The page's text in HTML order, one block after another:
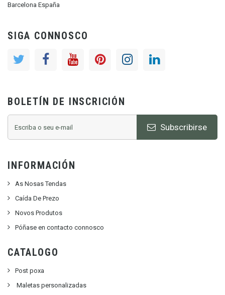
Barcelona España
SIGA CONNOSCO
BOLETÍN DE INSCRICIÓN
Subscribirse
INFORMACIÓN
As Nosas Tendas
Caída De Prezo
Novos Produtos
Póñase en contacto connosco
CATALOGO
Post poxa
Maletas personalizadas